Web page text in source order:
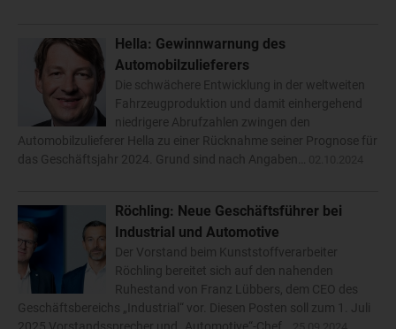
Hella: Gewinnwarnung des
Automobilzulieferers
Die schwächere Entwicklung in der weltweiten
Fahrzeugproduktion und damit einhergehend
niedrigere Abrufzahlen zwingen den
Automobilzulieferer Hella zu einer Rücknahme seiner Prognose für
das Geschäftsjahr 2024. Grund sind nach Angaben…
Röchling: Neue Geschäftsführer bei
Industrial und Automotive
Der Vorstand beim Kunststoffverarbeiter
Röchling bereitet sich auf den nahenden
Ruhestand von Franz Lübbers, dem CEO des
Geschäftsbereichs „Industrial“ vor. Diesen Posten soll zum 1. Juli